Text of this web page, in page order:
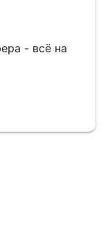
- всё на